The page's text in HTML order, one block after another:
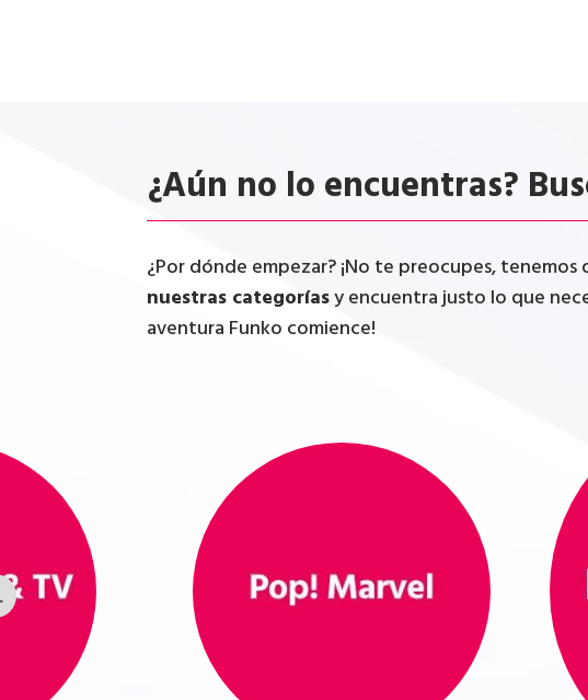
¿Aún no lo encuentras?
¿Por dónde empezar? ¡No te preocupes,
nuestras categoríasy encuentra justo lo que
aventura Funko comience!